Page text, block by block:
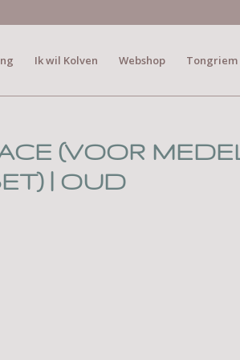
Ik wil Kolven Webshop Tongriem
(VOOR
| OUD